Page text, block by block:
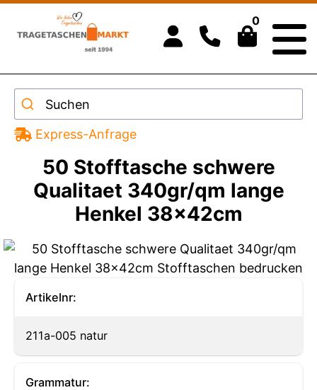
0
Suchen
Express-Anfrage
50 Stofftasche schwere
Qualitaet 340gr/qm lange
Henkel 38x42cm
Artikelnr:
211a-005 natur
Grammatur: